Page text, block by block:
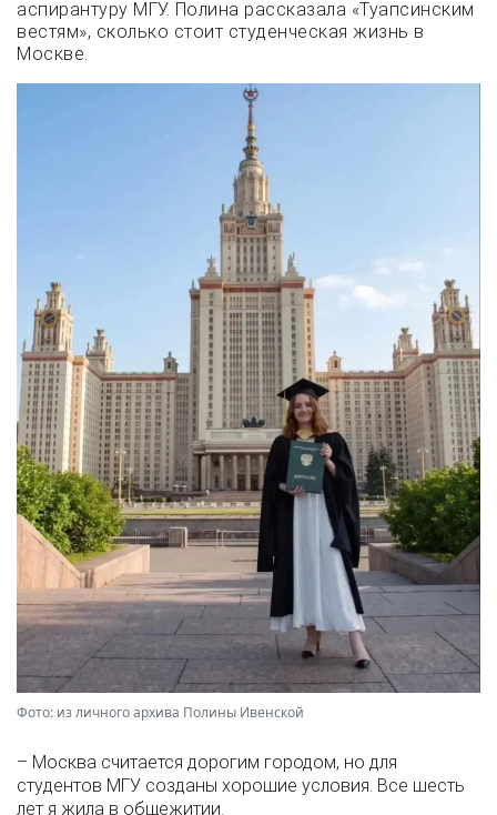
аспирантуру МГУ. Полина рассказала «Туапсинским
вестям», сколько стоит студенческая жизнь в
Москве.
Фото: из личного архива Полины Ивенской
– Москва считается дорогим городом, но для
студентов МГУ созданы хорошие условия. Все шесть
лет я жила в общежитии.